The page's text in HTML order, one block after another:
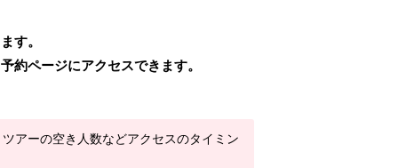
す。
約ページにアクセスできます。
アーの空き人数などアクセスのタイミン